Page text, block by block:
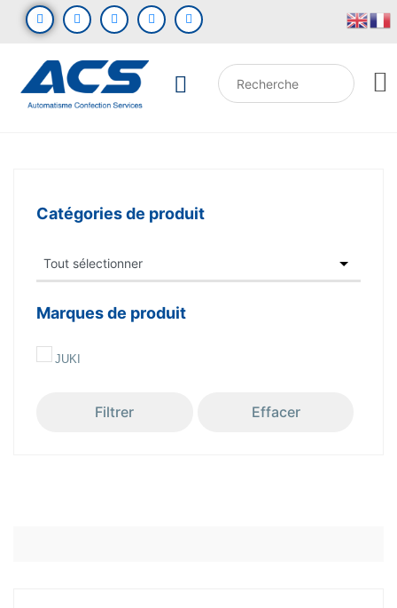
Catégories de produit
Marques de produit
JUKI
Filtrer Effacer